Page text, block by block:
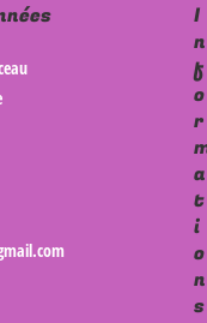
I
n
f
o
r
a
t
i
o
n
s